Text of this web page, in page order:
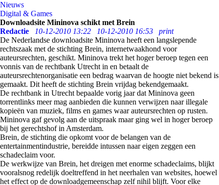
Nieuws
Digital & Games
Downloadsite Mininova schikt met Brein
Redactie
10-12-2010 13:22 10-12-2010 16:53
print
De Nederlandse downloadsite Mininova heeft een langslepende
rechtszaak met de stichting Brein, internetwaakhond voor
auteursrechten, geschikt. Mininova trekt het hoger beroep tegen een
vonnis van de rechtbank Utrecht in en betaalt de
auteursrechtenorganisatie een bedrag waarvan de hoogte niet bekend is
gemaakt. Dit heeft de stichting Brein vrijdag bekendgemaakt.
De rechtbank in Utrecht bepaalde vorig jaar dat Mininova geen
torrentlinks meer mag aanbieden die kunnen verwijzen naar illegale
kopieën van muziek, films en games waar auteursrechten op rusten.
Mininova gaf gevolg aan de uitspraak maar ging wel in hoger beroep
bij het gerechtshof in Amsterdam.
Brein, de stichting die opkomt voor de belangen van de
entertainmentindustrie, bereidde intussen naar eigen zeggen een
schadeclaim voor.
De werkwijze van Brein, het dreigen met enorme schadeclaims, blijkt
vooralsnog redelijk doeltreffend in het neerhalen van websites, hoewel
het effect op de downloadgemeenschap zelf nihil blijft. Voor elke